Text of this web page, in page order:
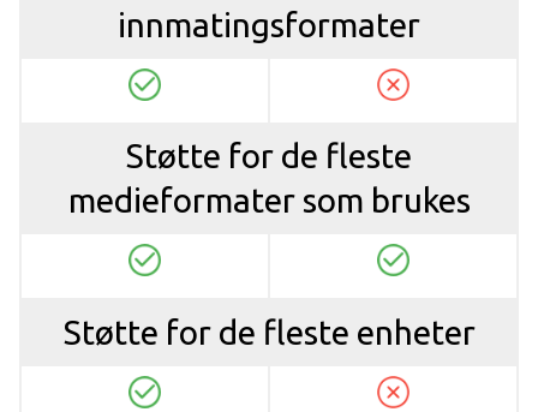
innmatingsformater
Støtte for de fleste
medieformater som brukes
Støtte for de fleste enheter